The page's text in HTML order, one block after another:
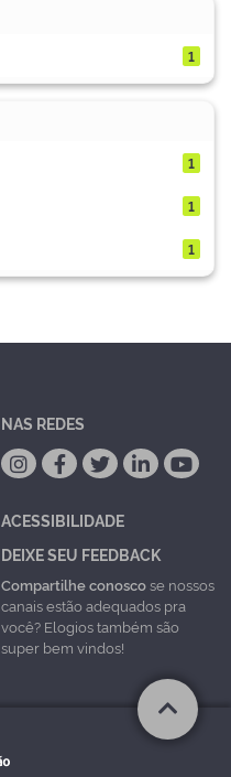
1
1
1
1
NAS REDES
ACESSIBILIDADE
DEIXE SEU FEEDBACK
Compartilhe conoscose nossos
canais estão adequados pra
você? Elogios também são
super bem vindos!